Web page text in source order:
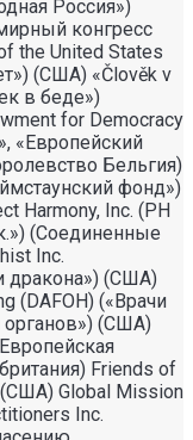
Россия»)
конгресс
the United States
(США) «Člověk v
в беде»)
for Democracy
«Европейский
Бельгия)
фонд»)
Harmony, Inc. (PH
(Соединенные
Inc.
дракона») (США)
(DAFOH) («Врачи
органов») (США)
Friends of
(США) Global Mission
Inc.